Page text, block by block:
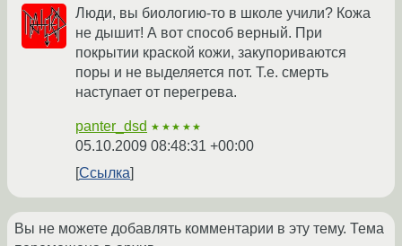
Люди, вы биологию-то в школе учили? Кожа
не дышит! А вот способ верный. При
покрытии краской кожи, закупориваются
поры и не выделяется пот. Т.е. смерть
наступает от перегрева.
panter_dsd ★★★★★
05.10.2009 08:48:31 +00:00
Ссылка
Вы не можете добавлять комментарии в эту тему. Тема